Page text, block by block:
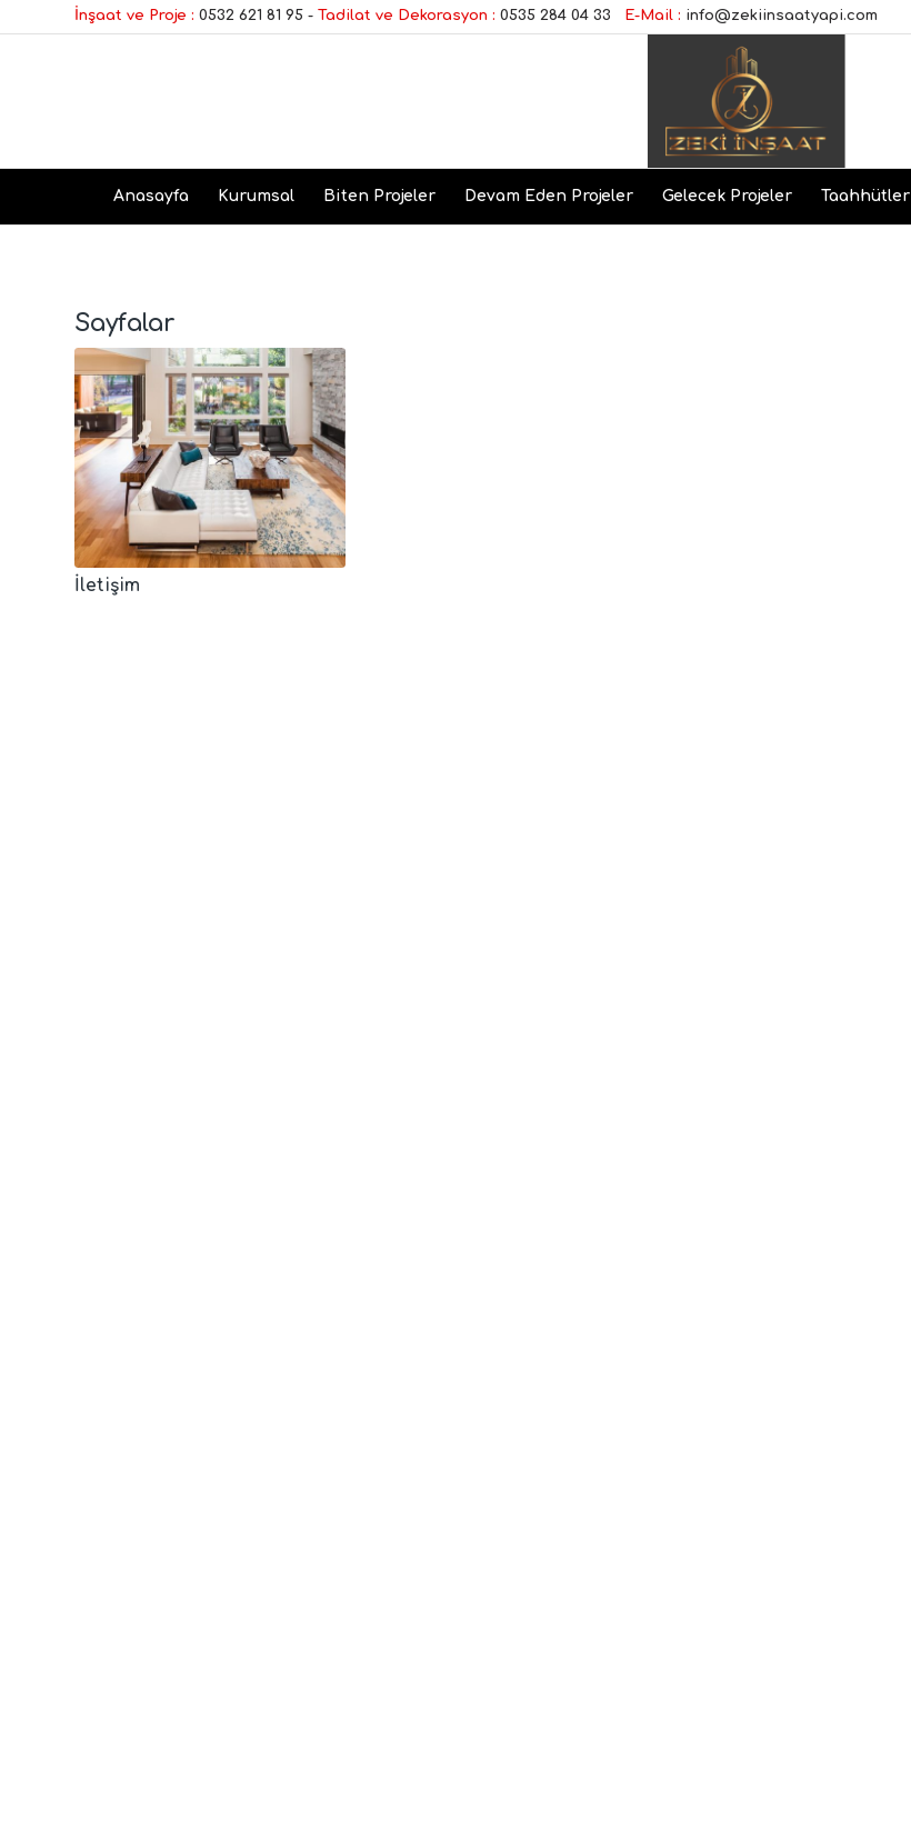
İnşaat ve Proje : 0532 621 81 95 - Tadilat ve Dekorasyon : 0535 284 04 33 E-Mail : info@zekiinsaatyapi.com
Anasayfa Kurumsal Biten Projeler Devam Eden Projeler Gelecek Projeler Taahhütler
Sayfalar
İletişim